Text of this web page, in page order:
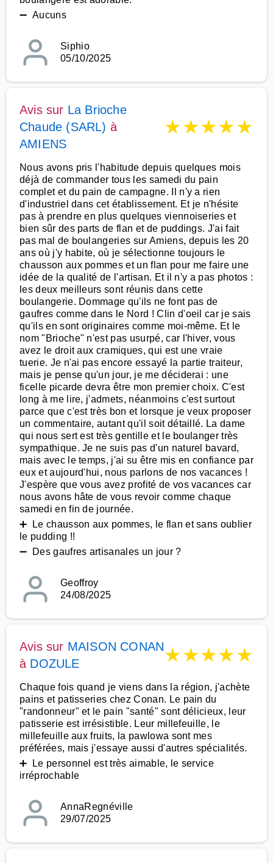
➖ Aucuns
Siphio
05/10/2025
Avis sur La Brioche
Chaude (SARL) à
AMIENS
★★★★★
Nous avons pris l'habitude depuis quelques mois
déjà de commander tous les samedi du pain
complet et du pain de campagne. Il n'y a rien
d'industriel dans cet établissement. Et je n'hésite
pas à prendre en plus quelques viennoiseries et
bien sûr des parts de flan et de puddings. J'ai fait
pas mal de boulangeries sur Amiens, depuis les 20
ans où j'y habite, où je sélectionne toujours le
chausson aux pommes et un flan pour me faire une
idée de la qualité de l'artisan. Et il n'y a pas photos :
les deux meilleurs sont réunis dans cette
boulangerie. Dommage qu'ils ne font pas de
gaufres comme dans le Nord ! Clin d'oeil car je sais
qu'ils en sont originaires comme moi-même. Et le
nom "Brioche" n'est pas usurpé, car l'hiver, vous
avez le droit aux cramiques, qui est une vraie
tuerie. Je n'ai pas encore essayé la partie traiteur,
mais je pense qu'un jour, je me déciderai : une
ficelle picarde devra être mon premier choix. C'est
long à me lire, j'admets, néanmoins c'est surtout
parce que c'est très bon et lorsque je veux proposer
un commentaire, autant qu'il soit détaillé. La dame
qui nous sert est très gentille et le boulanger très
sympathique. Je ne suis pas d'un naturel bavard,
mais avec le temps, j'ai su être mis en confiance par
eux et aujourd'hui, nous parlons de nos vacances !
J'espère que vous avez profité de vos vacances car
nous avons hâte de vous revoir comme chaque
samedi en fin de journée.
➕ Le chausson aux pommes, le flan et sans oublier
le pudding !!
➖ Des gaufres artisanales un jour ?
Geoffroy
24/08/2025
Avis sur MAISON CONAN
à DOZULE ★★★★★
Chaque fois quand je viens dans la région, j'achète
pains et patisseries chez Conan. Le pain du
"randonneur" et le pain "santé" sont délicieux, leur
patisserie est irrésistible. Leur millefeuille, le
millefeuille aux fruits, la pawlowa sont mes
préférées, mais j'essaye aussi d'autres spécialités.
➕ Le personnel est très aimable, le service
irréprochable
AnnaRegnéville
29/07/2025